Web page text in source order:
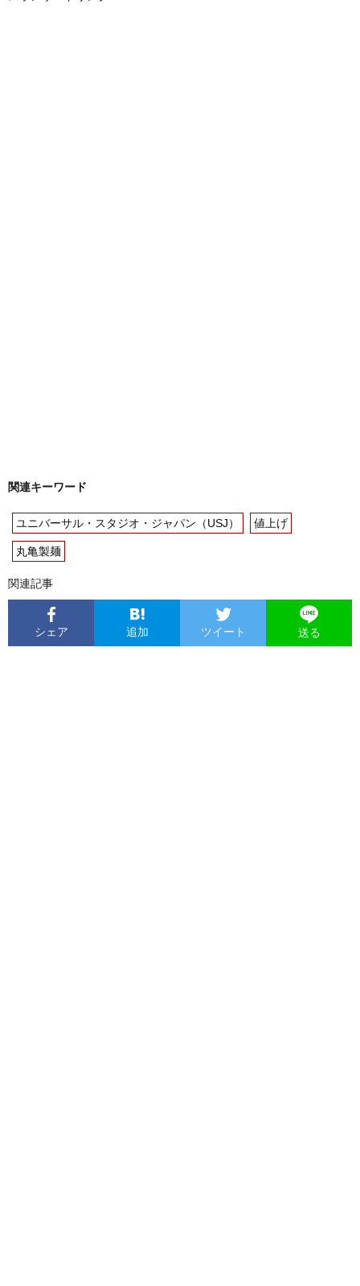
関連キーワード
ユニバーサル・スタジオ・ジャパン（USJ） 値上げ
丸亀製麺
関連記事
シェア 追加 ツイート 送る